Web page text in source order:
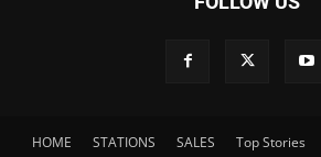
HOME STATIONS SALES Top Stories